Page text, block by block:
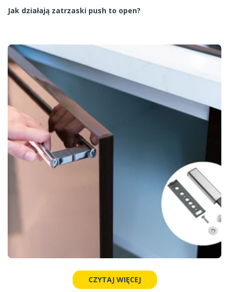
Jak działają zatrzaski push to open?
CZYTAJ WIĘCEJ